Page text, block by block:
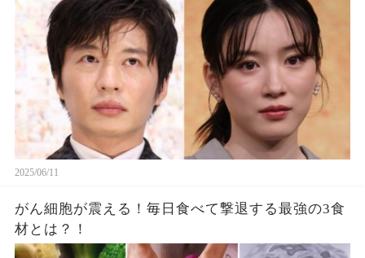
2025/06/11
がん細胞が震える！毎日食べて撃退する最強の3食
材とは？！